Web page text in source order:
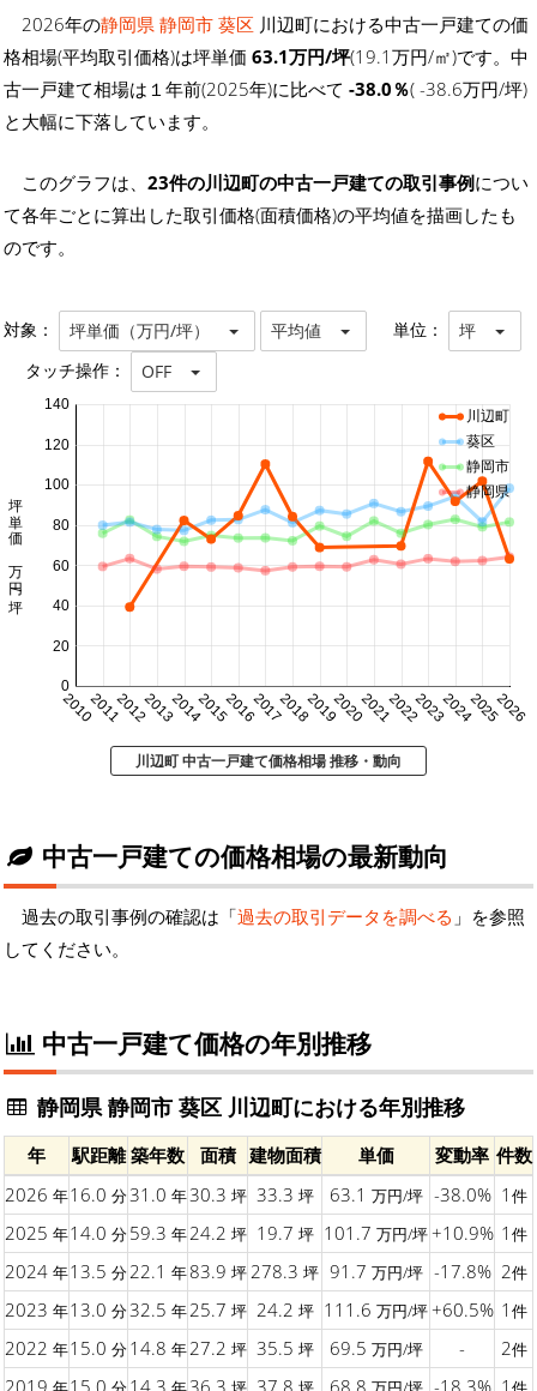
2026年の静岡県 静岡市 葵区 川辺町における中古一戸建ての価
格相場(平均取引価格)は坪単価 63.1万円/坪(19.1万円/㎡)です。中
古一戸建て相場は１年前(2025年)に比べて -38.0％( -38.6万円/坪)
と大幅に下落しています。
このグラフは、 23件の川辺町の中古一戸建ての取引事例につい
て各年ごとに算出した取引価格(面積価格)の平均値を描画したも
のです。
対象： 坪単価（万円/坪） 平均値 単位： 坪
タッチ操作： OFF
20102011201220132014201520162017201820192020202120222023202420252026
0
20
40
60
80
100
120
140
坪単価 万円/坪
川辺町
葵区
静岡市
静岡県
川辺町 中古一戸建て価格相場 推移・動向
中古一戸建ての価格相場の最新動向
過去の取引事例の確認は「過去の取引データを調べる 」を参照
してください。
中古一戸建て価格の年別推移
静岡県 静岡市 葵区 川辺町における年別推移
年 駅距離 築年数 面積 建物面積 単価 変動率 件数
2026 年16.0 分31.0 年30.3 坪 33.3 坪 63.1 万円/坪 -38.0% 1 件
2025 年14.0 分59.3 年24.2 坪 19.7 坪 101.7 万円/坪+10.9% 1 件
2024 年13.5 分22.1 年83.9 坪278.3 坪 91.7 万円/坪 -17.8% 2件
2023 年13.0 分32.5 年25.7 坪 24.2 坪 111.6 万円/坪+60.5% 1 件
2022 年15.0 分14.8 年27.2 坪 35.5 坪 69.5 万円/坪 - 2件